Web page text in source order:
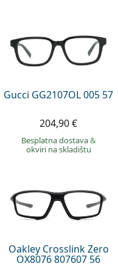
Gucci GG2107OL 005 57
204,90 €
Besplatna dostava&
okviri na skladištu
Oakley Crosslink Zero
OX8076 807607 56